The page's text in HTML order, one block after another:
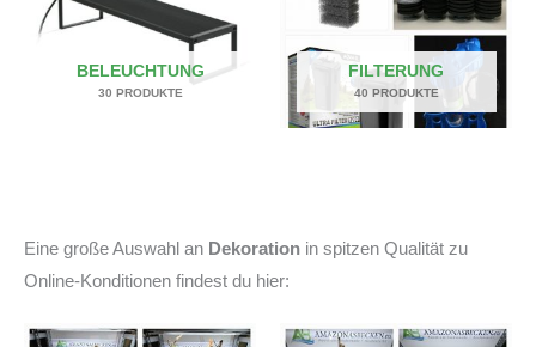
BELEUCHTUNG
30 PRODUKTE
FILTERUNG
40 PRODUKTE
Eine große Auswahl an Dekoration in spitzen Qualität zu
Online-Konditionen findest du hier: